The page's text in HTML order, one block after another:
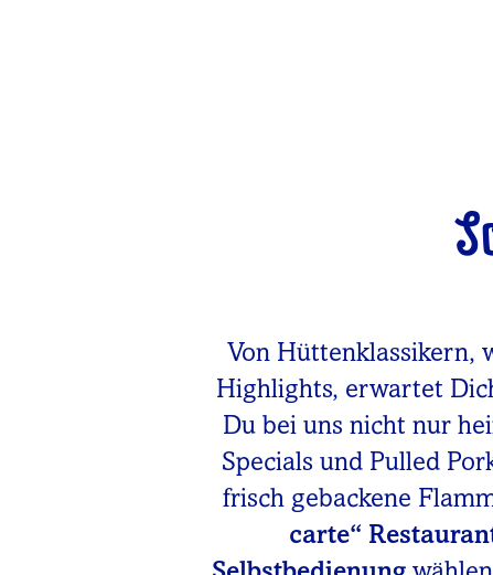
Von Hüttenklassikern,
Highlights, erwartet
Du bei uns nicht nur
Specials und Pulled
frisch gebackene
carte“